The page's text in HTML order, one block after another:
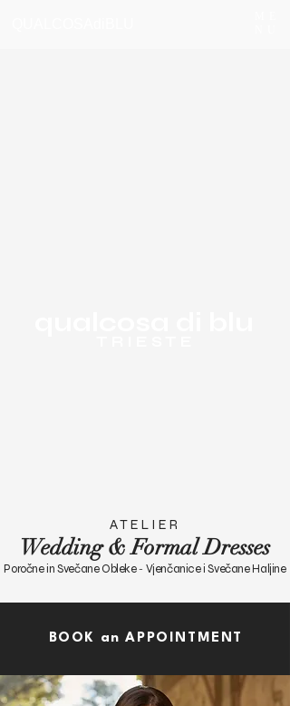
Wedding & Formal Dresses
A T E L I E R
Poročne in Svečane Obleke- Vjenčanice i Svečane Haljine
BOOK an APPOINTMENT